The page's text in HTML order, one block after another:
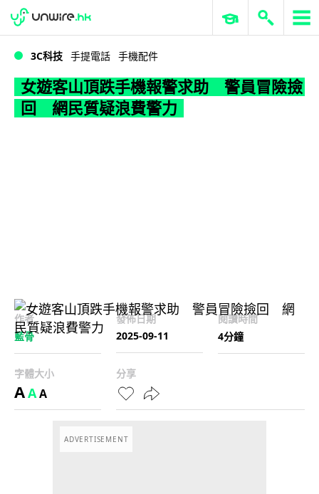
WWDC 2026 ERP 與商業 AI
3C科技 手提電話 手機配件
女遊客山頂跌手機報警求助 警員冒險撿
回 網民質疑浪費警力
作者
藍骨
發佈日期
2025-09-11
閱讀時間
4分鐘
字體大小
AAA
分享
ADVERTISEMENT